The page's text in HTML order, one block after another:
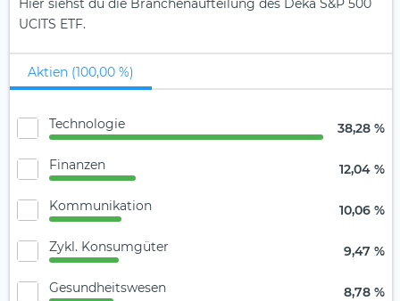
Hier siehst du die Branchenaufteilung des Deka S&P 500
UCITS ETF.
Aktien (100,00 %)
Technologie 38,28 %
Finanzen 12,04 %
Kommunikation 10,06 %
Zykl. Konsumgüter 9,47 %
Gesundheitswesen 8,78 %